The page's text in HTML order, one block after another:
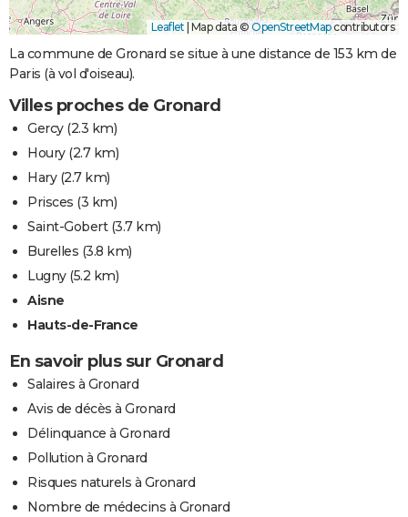
Leaflet Map data ©OpenStreetMapcontributors
La commune de Gronard se situe à une distance de 153 km de
Paris (à vol d'oiseau).
Villes proches de Gronard
Gercy(2.3 km)
Houry(2.7 km)
Hary(2.7 km)
Prisces (3 km)
Saint-Gobert(3.7 km)
Burelles (3.8 km)
Lugny(5.2 km)
Aisne
Hauts-de-France
En savoir plus sur Gronard
Salaires à Gronard
Avis de décès à Gronard
Délinquance à Gronard
Pollution à Gronard
Risques naturels à Gronard
Nombre de médecins à Gronard